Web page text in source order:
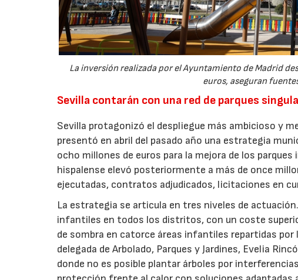
La inversión realizada por el Ayuntamiento de Madrid
euros, aseguran
Sevilla contarán con una red de parques
Sevilla protagonizó el despliegue más ambicioso y
presentó en abril del pasado año una estrategia
ocho millones de euros para la mejora de los
hispalense elevó posteriormente a más de once
ejecutadas, contratos adjudicados, licitaciones en
La estrategia se articula en tres niveles de
infantiles en todos los distritos, con un coste
de sombra en catorce áreas infantiles repartidas
delegada de Arbolado, Parques y Jardines, Evelia
donde no es posible plantar árboles por